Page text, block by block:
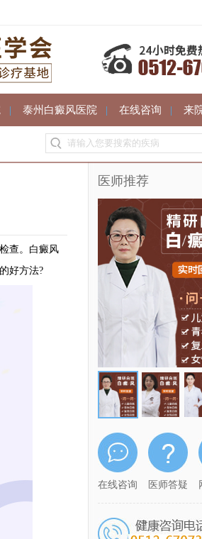
| 泰州白癜风医院 | 在线咨询 | 来
查。白癜风
好方法?
医师推荐
在线咨询 医师答疑